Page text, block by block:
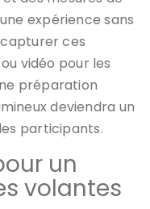
expérience sans
ces
vidéo pour les
préparation
deviendra un
participants.
un
volantes